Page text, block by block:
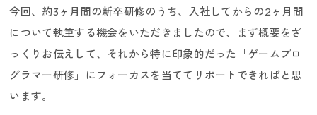
今回、約3ヶ月間の新卒研修のうち、入社してからの2ヶ月間
について執筆する機会をいただきましたので、まず概要をざ
っくりお伝えして、それから特に印象的だった「ゲームプロ
グラマー研修」にフォーカスを当ててリポートできればと思
います。